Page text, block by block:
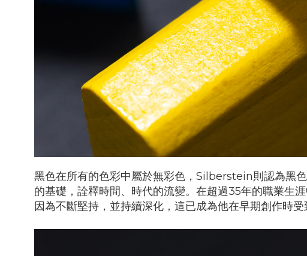
黑色在所有的色彩中屬於無彩色，Silberstein則認為黑
的基礎，詮釋時間、時代的流變。在超過35年的職業生
因為不斷堅持，並持續深化，這已成為他在早期創作時受